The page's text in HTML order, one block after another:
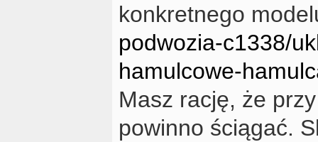
konkretnego
podwozia-c1338/
hamulcowe-
Masz rację, że
powinno ściągać.